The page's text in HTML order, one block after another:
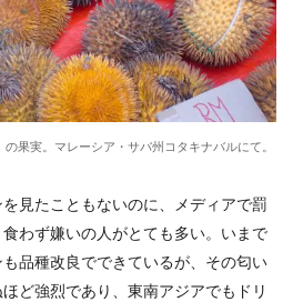
の果実。マレーシア・サバ州コタキナバルにて。
見たこともないのに、メディアで罰
わず嫌いの人がとても多い。いまで
品種改良でできているが、その匂い
ど強烈であり、東南アジアでもドリ